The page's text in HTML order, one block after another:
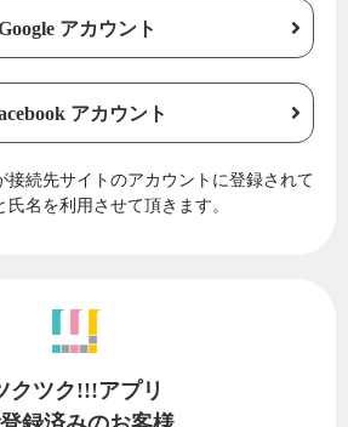
アカウント
アカウント
接続先サイトのアカウントに登録されて
名を利用させて頂きます。
クツク!!!アプリ